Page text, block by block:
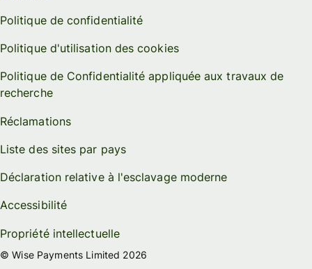
Politique de confidentialité
Politique d'utilisation des cookies
Politique de Confidentialité appliquée aux travaux de
recherche
Réclamations
Liste des sites par pays
Déclaration relative à l'esclavage moderne
Accessibilité
Propriété intellectuelle
© Wise Payments Limited 2026